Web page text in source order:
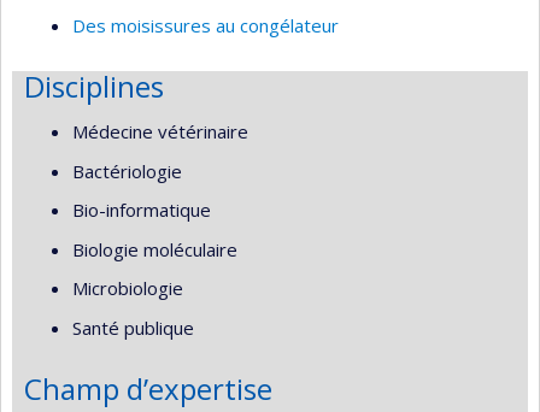
Des moisissures au congélateur
Disciplines
Médecine vétérinaire
Bactériologie
Bio-informatique
Biologie moléculaire
Microbiologie
Santé publique
Champ d’expertise